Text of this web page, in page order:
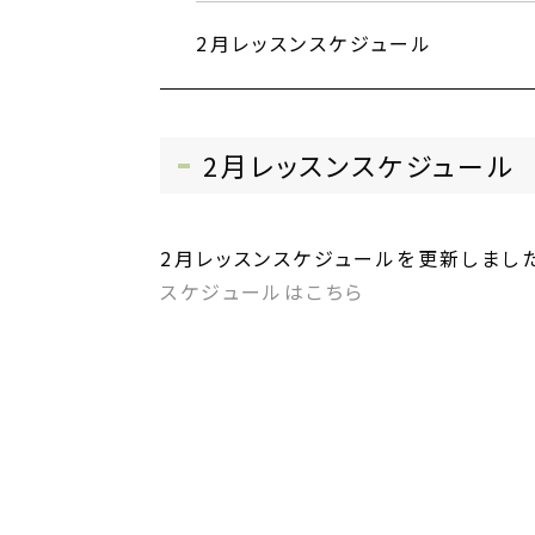
2月レッスンスケジュール
2月レッスンスケジュール
2月レッスンスケジュールを更新しました
スケジュールはこちら